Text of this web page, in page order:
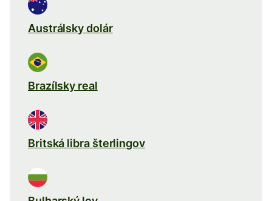
Austrálsky dolár
Brazílsky real
Britská libra šterlingov